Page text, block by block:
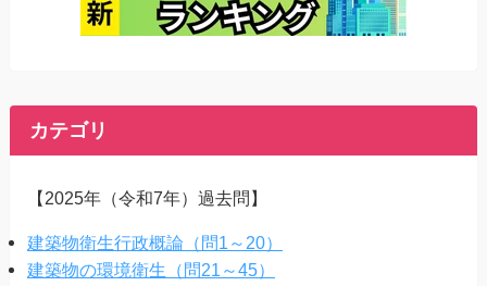
カテゴリ
【2025年（令和7年）過去問】
建築物衛生行政概論（問1～20）
建築物の環境衛生（問21～45）